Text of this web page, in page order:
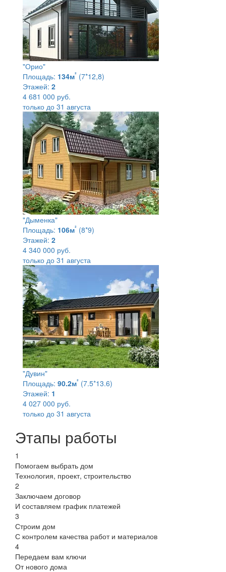
"Орио"
Площадь: 134м² (7*12,8)
Этажей: 2
4 681 000 руб.
только до 31 августа
"Дыменка"
Площадь: 106м² (8*9)
Этажей: 2
4 340 000 руб.
только до 31 августа
"Дувин"
Площадь: 90.2м² (7.5*13.6)
Этажей: 1
4 027 000 руб.
только до 31 августа
Этапы работы
1
Помогаем выбрать дом
Технология, проект, строительство
2
Заключаем договор
И составляем график платежей
3
Строим дом
С контролем качества работ и материалов
4
Передаем вам ключи
От нового дома